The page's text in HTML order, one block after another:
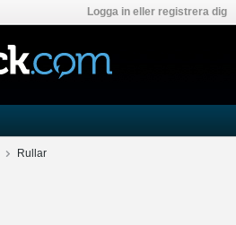
Logga in eller registrera dig
Rullar